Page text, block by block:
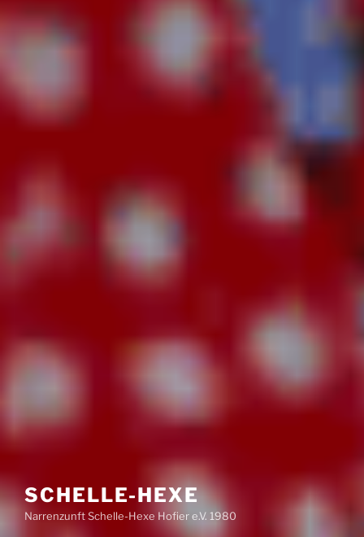
SCHELLE-HEXE
Narrenzunft Schelle-Hexe Hofier e.V. 1980